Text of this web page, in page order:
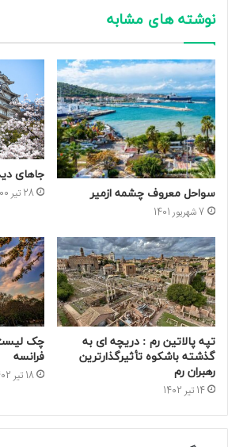
نوشته های مشابه
سواحل معروف چشمه ازمیر
7 شهریور 1401
جاهای
28 تیر 1400
تپه پالاتین رم : دریچه ای به
گذشته باشکوه تأثیرگذارترین
رهبران رم
14 تیر 1402
چک
فرانسه
18 تیر 1402